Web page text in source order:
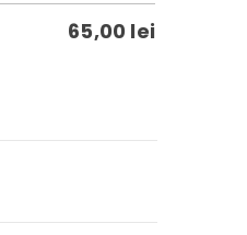
65,00 lei